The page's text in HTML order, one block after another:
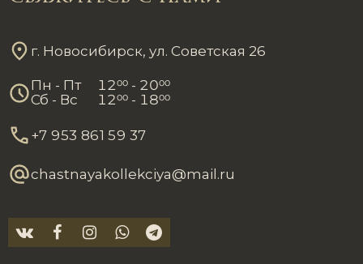
г. Новосибирск, ул. Советская 26
Пн - Пт 1200 - 2000
Сб - Вс
1200 - 1800
+7 953 861 59 37
chastnayakollekciya@mail.ru